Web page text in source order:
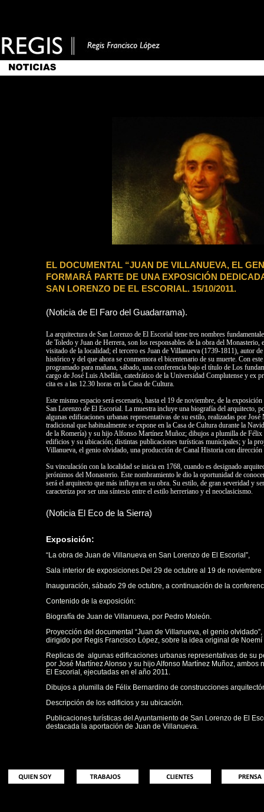
EL DOCUMENTAL “JUAN DE VILLANUEVA, EL
FORMARÁ PARTE DE UNA EXPOSICIÓN
SAN LORENZO DE EL ESCORIAL. 15/10/2011.
(Noticia de El Faro del Guadarrama).
La arquitectura de San Lorenzo de El Escorial tiene tres nombres
de Toledo y Juan de Herrera, son los responsables de la obra del Monasterio,
visitado de la localidad; el tercero es Juan de Villanueva (1739-1811), autor
histórico y del que ahora se conmemora el bicentenario de su muerte. Con
programado para mañana, sábado, una conferencia bajo el título de Los
cargo de José Luis Abellán, catedrático de la Universidad Complutense y ex
cita es a las 12.30 horas en la Casa de Cultura.
Este mismo espacio será escenario, hasta el 19 de noviembre, de la
San Lorenzo de El Escorial. La muestra incluye una biografía del arquitecto,
algunas edificaciones urbanas representativas de su estilo, realizadas por
tradicional que habitualmente se expone en la Casa de Cultura durante la
de la Romería) y su hijo Alfonso Martínez Muñoz; dibujos a plumilla de
edificios y su ubicación; distintas publicaciones turísticas municipales; y la
Villanueva, el genio olvidado, una producción de Canal Historia con
Su vinculación con la localidad se inicia en 1768, cuando es designado
jerónimos del Monasterio. Este nombramiento le dio la oportunidad de
será el arquitecto que más influya en su obra. Su estilo, de gran severidad y
caracteriza por ser una síntesis entre el estilo herreriano y el neoclasicismo.
(Noticia El Eco de la Sierra)
Exposición:
“La obra de Juan de Villanueva en San Lorenzo de El Escorial”,
Sala interior de exposiciones.Del 29 de octubre al 19 de noviembre
Inauguración, sábado 29 de octubre, a continuación de la
Contenido de la exposición:
Biografía de Juan de Villanueva, por Pedro Moleón.
Proyección del documental “Juan de Villanueva, el genio
dirigido por Regis Francisco López, sobre la idea original de
Replicas de algunas edificaciones urbanas representativas de su
por José Martínez Alonso y su hijo Alfonso Martínez Muñoz, ambos
El Escorial, ejecutadas en el año 2011.
Dibujos a plumilla de Félix Bernardino de construcciones
Descripción de los edificios y su ubicación.
Publicaciones turísticas del Ayuntamiento de San Lorenzo de El
destacada la aportación de Juan de Villanueva.